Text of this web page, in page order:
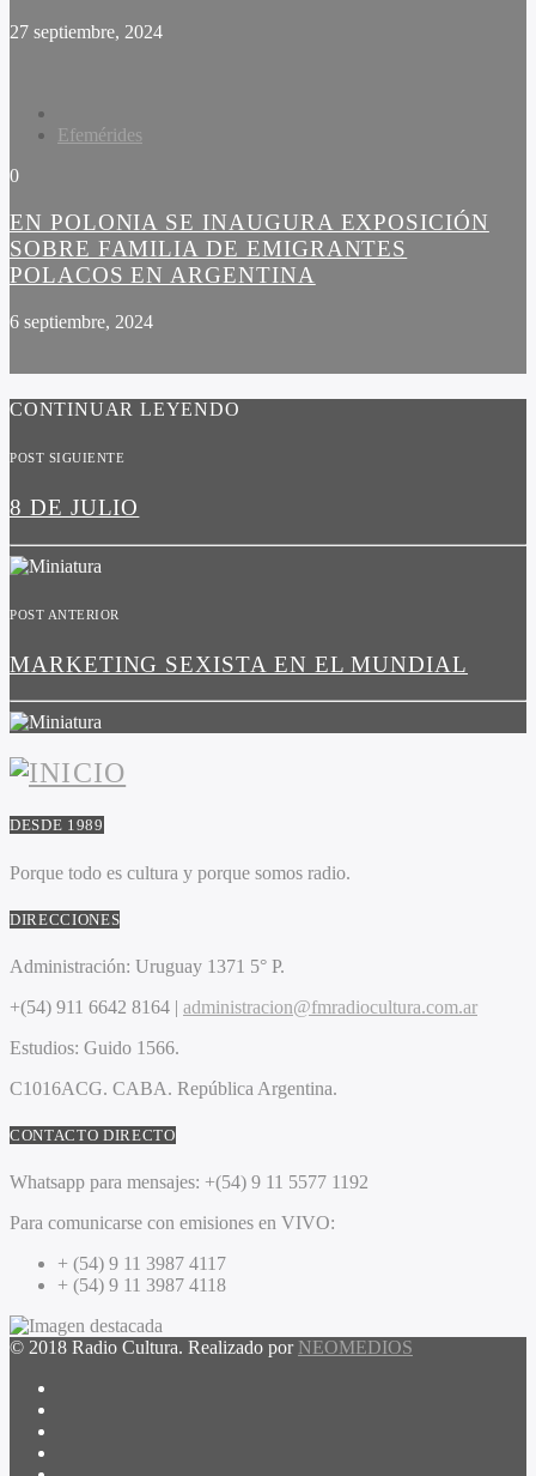
27 septiembre, 2024
Efemérides
0
EN POLONIA SE INAUGURA EXPOSICIÓN
SOBRE FAMILIA DE EMIGRANTES
POLACOS EN ARGENTINA
6 septiembre, 2024
CONTINUAR LEYENDO
POST SIGUIENTE
8 DE JULIO
POST ANTERIOR
MARKETING SEXISTA EN EL MUNDIAL
DESDE 1989
Porque todo es cultura y porque somos radio.
DIRECCIONES
Administración: Uruguay 1371 5° P.
+(54) 911 6642 8164 | administracion@fmradiocultura.com.ar
Estudios: Guido 1566.
C1016ACG. CABA. República Argentina.
CONTACTO DIRECTO
Whatsapp para mensajes: +(54) 9 11 5577 1192
Para comunicarse con emisiones en VIVO:
+ (54) 9 11 3987 4117
+ (54) 9 11 3987 4118
© 2018 Radio Cultura. Realizado por NEOMEDIOS